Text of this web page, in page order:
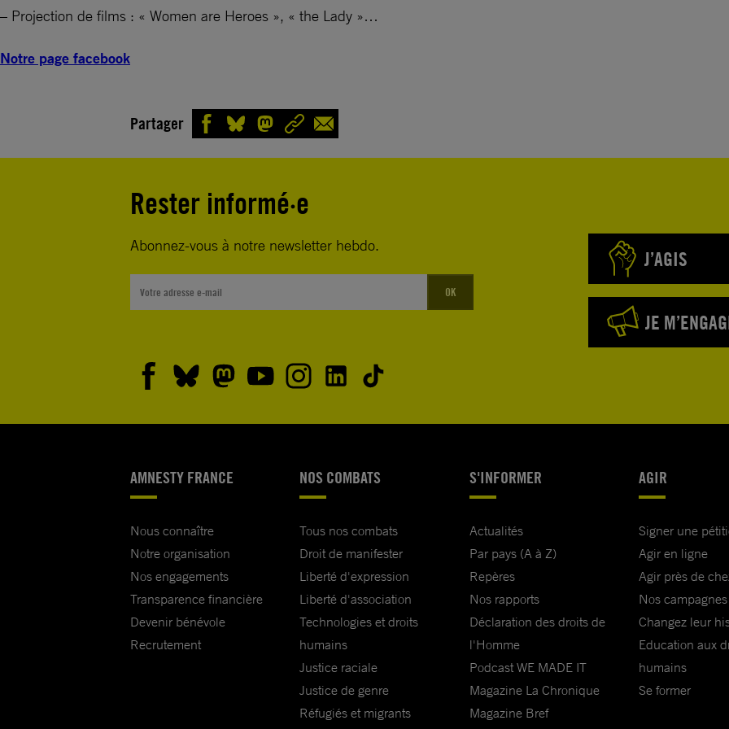
– Projection de films : « Women are Heroes », « the Lady »…
Notre page facebook
Partager
Rester informé·e
Abonnez-vous à notre newsletter hebdo.
OK
J’AGIS
JE
AMNESTY FRANCE
Nous connaître
Notre organisation
Nos engagements
Transparence financière
Devenir bénévole
Recrutement
NOS COMBATS
Tous nos combats
Droit de manifester
Liberté d'expression
Liberté d'association
Technologies et droits
humains
Justice raciale
Justice de genre
Réfugiés et migrants
S'INFORMER
Actualités
Par pays (A à Z)
Repères
Nos rapports
Déclaration des droits de
l'Homme
Podcast WE MADE IT
Magazine La Chronique
Magazine Bref
AGIR
Signer une
Agir en ligne
Agir près de
Nos campagnes
Changez leur
Education aux
humains
Se former